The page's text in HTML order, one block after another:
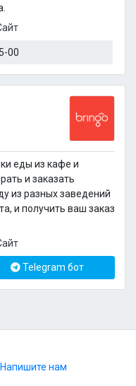
00
еды из кафе и
и заказать
из разных заведений
и получить ваш заказ
Telegram бот
Напишите нам